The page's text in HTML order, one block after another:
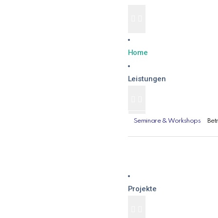
Home
Leistungen
Seminare & Workshops
Projekte